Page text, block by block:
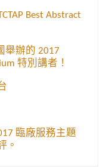
Best Abstract
舉辦的 2017
特別講者！
臨廠服務主題
。